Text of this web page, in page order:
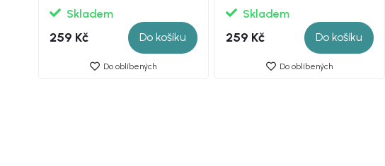
Skladem
259 Kč Do košíku
Do oblíbených
Skladem
259 Kč Do košíku
Do oblíbených